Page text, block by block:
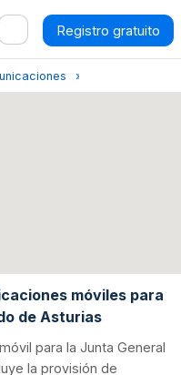
Registro gratuito
móviles para
de Asturias
para la Junta General
la provisión de